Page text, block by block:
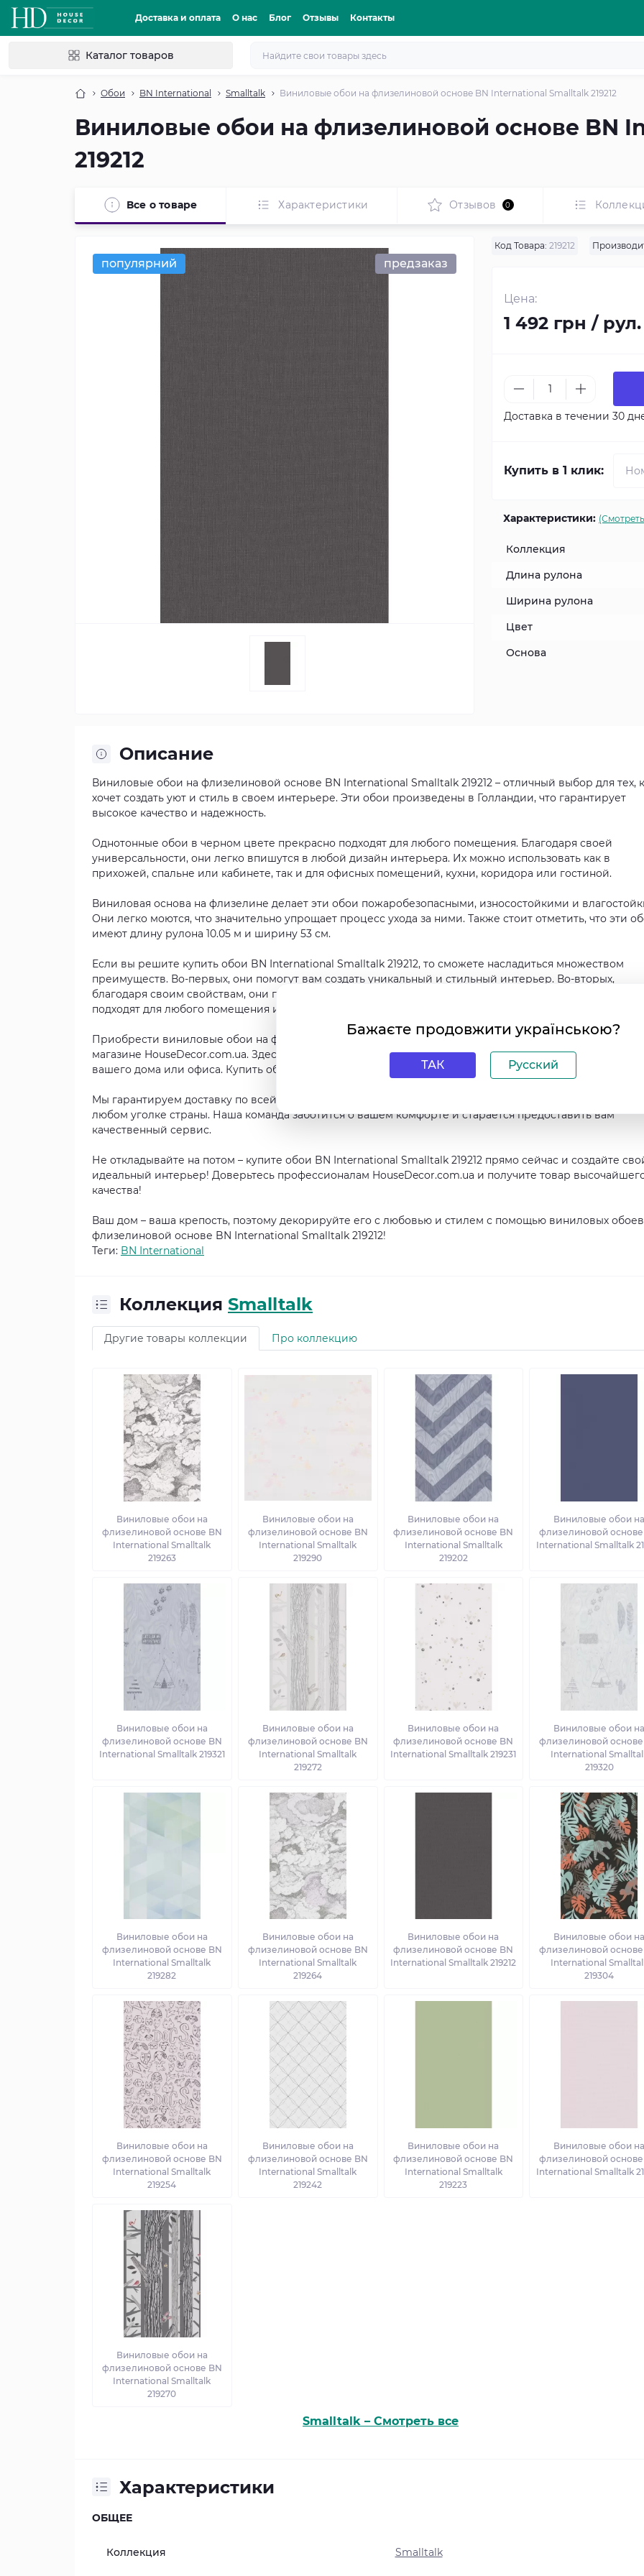
Доставка и оплата О нас Блог Отзывы Контакты
Каталог товаров
Обои BN International Smalltalk Виниловые обои на флизелиновой основе BN International Smalltalk 219212
Виниловые обои на флизелиновой основе BN
219212
Все о товаре Характеристики Отзывов 0
популярний предзаказ
Код Товара: 219212
Цена:
1 492 грн / рул.
Доставка в течении 30
Купить в 1 клик:
Характеристики:
Коллекция
Длина рулона
Ширина рулона
Цвет
Основа
Описание
Виниловые обои на флизелиновой основе BN International Smalltalk 219212 – отличный выбор для тех,
хочет создать уют и стиль в своем интерьере. Эти обои произведены в Голландии, что гарантирует
высокое качество и надежность.
Однотонные обои в черном цвете прекрасно подходят для любого помещения. Благодаря своей
универсальности, они легко впишутся в любой дизайн интерьера. Их можно использовать как в
прихожей, спальне или кабинете, так и для офисных помещений, кухни, коридора или гостиной.
Виниловая основа на флизелине делает эти обои пожаробезопасными, износостойкими и
Они легко моются, что значительно упрощает процесс ухода за ними. Также стоит отметить, что эти
имеют длину рулона 10.05 м и ширину 53 см.
Если вы решите купить обои BN International Smalltalk 219212, то сможете насладиться множеством
преимуществ. Во-первых, они помогут вам создать уникальный и стильный интерьер. Во-вторых,
благодаря своим свойствам, они прослужат вам долгое время, не теряя внешний вид. В-третьих, эти
подходят для любого помещения и любого стиля интерьера.
Приобрести виниловые обои на флизелиновой основе BN International Smalltalk 219212 можно в
магазине HouseDecor.com.ua. Здесь вы найдете широкий ассортимент товаров для декорирования
вашего дома или офиса. Купить обои у нас – значит сделать правильный выбор.
Мы гарантируем доставку по всей Украине, что позволит вам без труда получить выбранный товар в
любом уголке страны. Наша команда заботится о вашем комфорте и старается предоставить вам
качественный сервис.
Не откладывайте на потом – купите обои BN International Smalltalk 219212 прямо сейчас и создайте
идеальный интерьер! Доверьтесь профессионалам HouseDecor.com.ua и получите товар
качества!
Ваш дом – ваша крепость, поэтому декорируйте его с любовью и стилем с помощью виниловых
флизелиновой основе BN International Smalltalk 219212!
Теги: BN International
Коллекция Smalltalk
Другие товары коллекции Про коллекцию
Виниловые обои на
флизелиновой основе BN
International Smalltalk
219263
Виниловые обои на
флизелиновой основе BN
International Smalltalk
219290
Виниловые обои на
флизелиновой основе BN
International Smalltalk
219202
Виниловые обои на
флизелиновой основе
International Smalltalk
Виниловые обои на
флизелиновой основе BN
International Smalltalk 219321
Виниловые обои на
флизелиновой основе BN
International Smalltalk
219272
Виниловые обои на
флизелиновой основе BN
International Smalltalk 219231
Виниловые обои на
флизелиновой основе
International
219320
Виниловые обои на
флизелиновой основе BN
International Smalltalk
219282
Виниловые обои на
флизелиновой основе BN
International Smalltalk
219264
Виниловые обои на
флизелиновой основе BN
International Smalltalk 219212
Виниловые обои на
флизелиновой основе
International
219304
Виниловые обои на
флизелиновой основе BN
International Smalltalk
219254
Виниловые обои на
флизелиновой основе BN
International Smalltalk
219242
Виниловые обои на
флизелиновой основе BN
International Smalltalk
219223
Виниловые обои на
флизелиновой основе
International Smalltalk
Виниловые обои на
флизелиновой основе BN
International Smalltalk
219270
Smalltalk – Смотреть все
Характеристики
ОБЩЕЕ
Коллекция Smalltalk
Бажаєте продовжити українською?
ТАК Русский